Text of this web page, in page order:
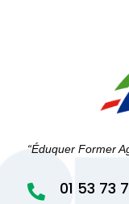
“Éduquer Former
 01 53 73